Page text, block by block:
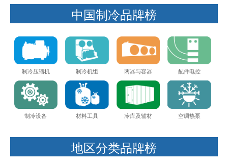
中国制冷品牌榜
制冷压缩机 制冷机组 两器与容器 配件电控
制冷设备 材料工具 冷库及辅材 空调热泵
地区分类品牌榜